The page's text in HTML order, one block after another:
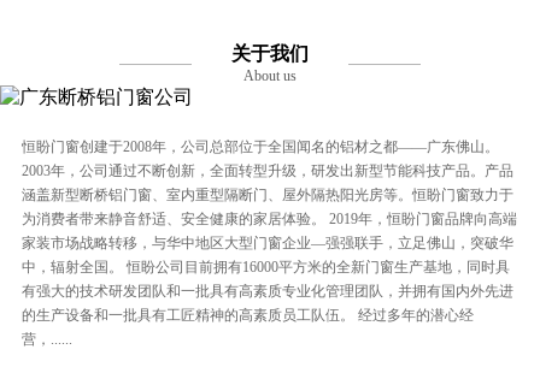
关于我们
About us
恒盼门窗创建于2008年，公司总部位于全国闻名的铝材之都——广东佛山。
2003年，公司通过不断创新，全面转型升级，研发出新型节能科技产品。产品
涵盖新型断桥铝门窗、室内重型隔断门、屋外隔热阳光房等。恒盼门窗致力于
为消费者带来静音舒适、安全健康的家居体验。 2019年，恒盼门窗品牌向高端
家装市场战略转移，与华中地区大型门窗企业—强强联手，立足佛山，突破华
中，辐射全国。 恒盼公司目前拥有16000平方米的全新门窗生产基地，同时具
有强大的技术研发团队和一批具有高素质专业化管理团队，并拥有国内外先进
的生产设备和一批具有工匠精神的高素质员工队伍。 经过多年的潜心经
营，......